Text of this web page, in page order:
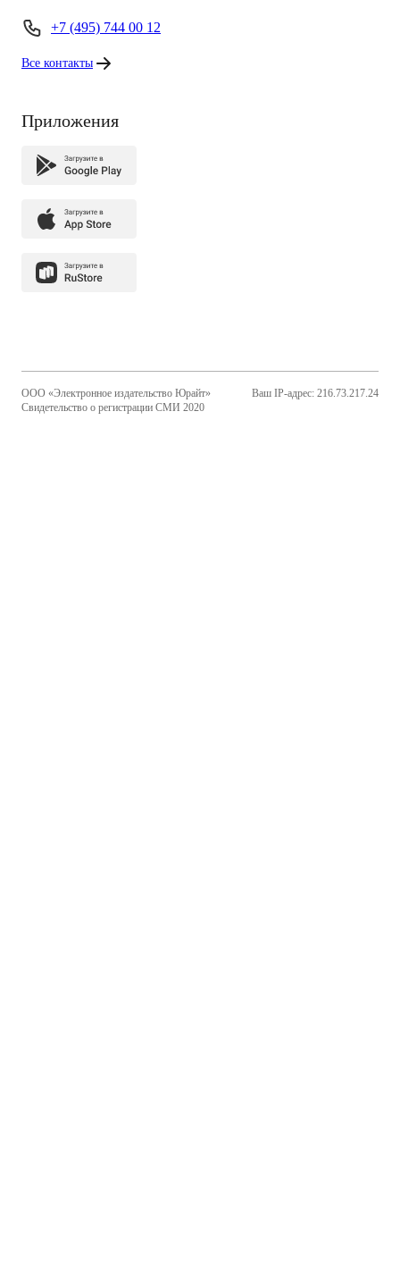
+7 (495) 744 00 12
Все контакты
Приложения
ООО «Электронное издательство Юрайт»
Свидетельство о регистрации СМИ 2020
Ваш IP-адрес: 216.73.217.24